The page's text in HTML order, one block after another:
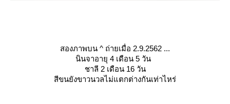
สองภาพบน ^ ถ่ายเมื่อ 2.9.2562 ...
นินจาอายุ 4 เดือน 5 วัน
ชาลี 2 เดือน 16 วัน
สีขนยังขาวนวลไม่แตกต่างกันเท่าไหร่